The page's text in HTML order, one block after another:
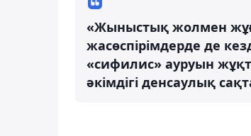
«Жыныстық жолмен
жасөспірімдерде де
«сифилис» ауруын
әкімдігі денсаулық